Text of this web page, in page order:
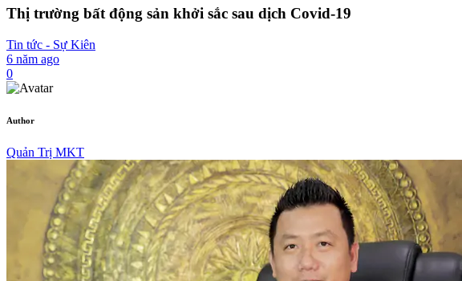
Thị trường bất động sản khởi sắc sau dịch Covid-19
Tin tức - Sự Kiên
6 năm ago
0
Author
Quản Trị MKT